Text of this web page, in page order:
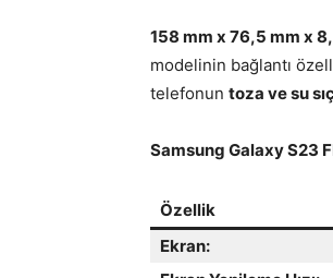
158 mm x 76,5 mm x
modelinin bağlantı
telefonun toza ve su
Samsung Galaxy S23
Özellik
Ekran: